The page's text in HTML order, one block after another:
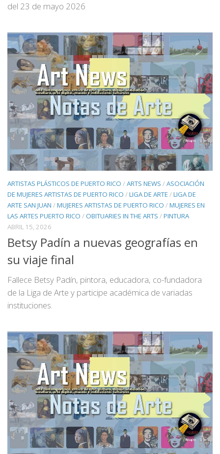
del 23 de mayo 2026
ARTISTAS PLÁSTICOS DE PUERTO RICO /ARTS NEWS /ASOCIACIÓN
DE MUJERES ARTISTAS DE PUERTO RICO /LIGA DE ARTE /LIGA DE
ARTE SAN JUAN /MUJERES ARTISTAS DE PUERTO RICO /MUJERES EN
LAS ARTES PUERTO RICO / OBITUARIES IN THE ARTS /PINTURA
ABRIL 15, 2026
Betsy Padín a nuevas geografías en
su viaje final
Fallece Betsy Padín, pintora, educadora, co-fundadora
de la Liga de Arte y participe académica de variadas
instituciones.